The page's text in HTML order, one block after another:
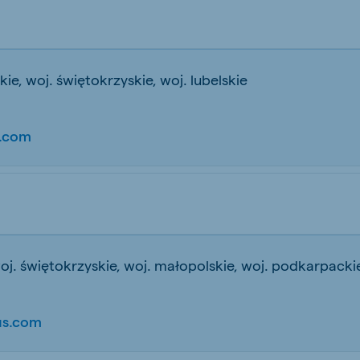
woj. świętokrzyskie, woj. lubelskie
świętokrzyskie, woj. małopolskie, woj.